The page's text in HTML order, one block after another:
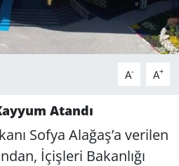
A- A+
Atandı
Sofya Alağaş’a verilen
İçişleri Bakanlığı